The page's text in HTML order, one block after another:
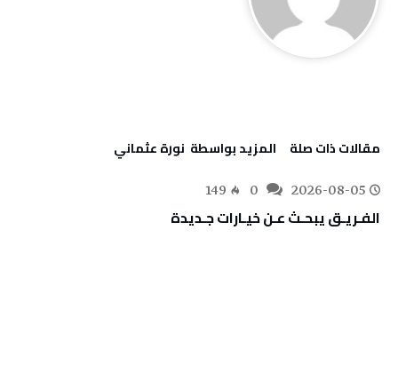
‫مقالات ذات صلة‬ ‫‫المزيد بواسطة‬ ‬ نورة‭ ‬عثماني‭
2026-08-05
149
الفـريـق‭ ‬يبحـث‭ ‬عـن‭ ‬خيـارات‭ ‬جـديدة